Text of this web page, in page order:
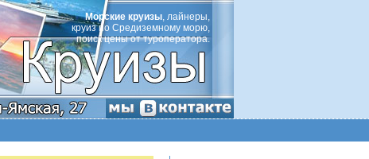
Морские круизы, лайнеры,
круиз по Средиземному морю,
поиск цены от туроператора.